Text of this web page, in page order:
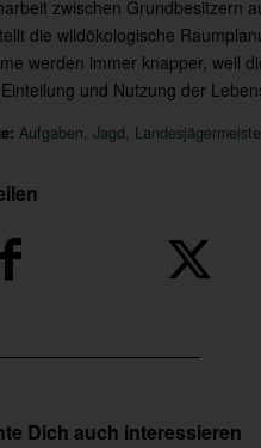
zwischen Grundbesitzern
die wildökologische
werden immer knapper, weil
und Nutzung der
Aufgaben, Jagd,
Dich auch interessieren